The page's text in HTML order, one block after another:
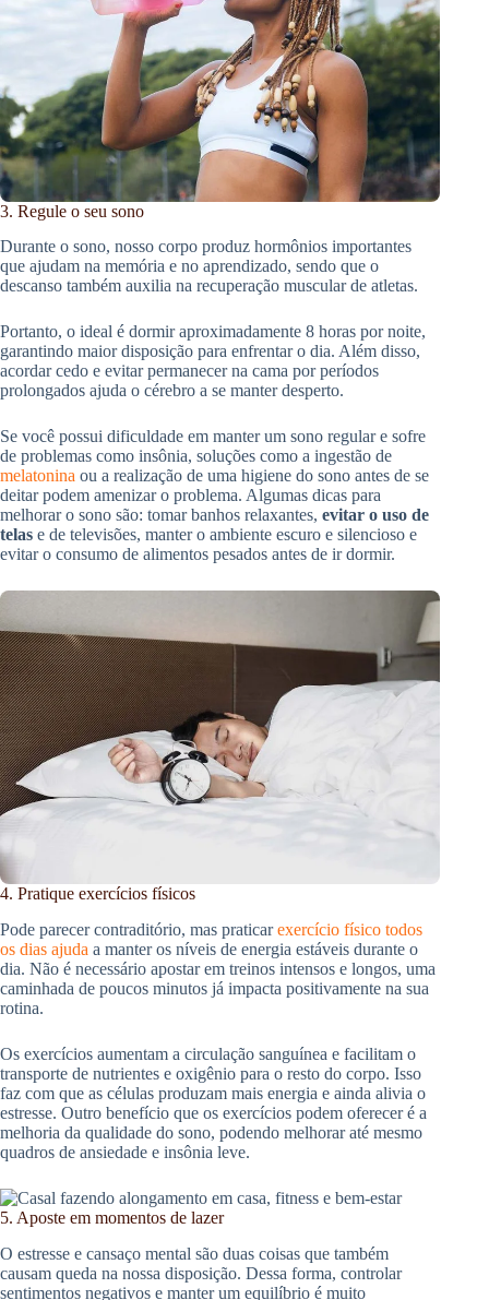
3. Regule o seu sono
Durante o sono, nosso corpo produz hormônios importantes
que ajudam na memória e no aprendizado, sendo que o
descanso também auxilia na recuperação muscular de atletas.
Portanto, o ideal é dormir aproximadamente 8 horas por noite,
garantindo maior disposição para enfrentar o dia. Além disso,
acordar cedo e evitar permanecer na cama por períodos
prolongados ajuda o cérebro a se manter desperto.
Se você possui dificuldade em manter um sono regular e sofre
de problemas como insônia, soluções como a ingestão de
melatonina ou a realização de uma higiene do sono antes de se
deitar podem amenizar o problema. Algumas dicas para
melhorar o sono são: tomar banhos relaxantes, evitar o uso de
telas e de televisões, manter o ambiente escuro e silencioso e
evitar o consumo de alimentos pesados antes de ir dormir.
4. Pratique exercícios físicos
Pode parecer contraditório, mas praticarexercício físico todos
os dias ajuda a manter os níveis de energia estáveis durante o
dia. Não é necessário apostar em treinos intensos e longos, uma
caminhada de poucos minutos já impacta positivamente na sua
rotina.
Os exercícios aumentam a circulação sanguínea e facilitam o
transporte de nutrientes e oxigênio para o resto do corpo. Isso
faz com que as células produzam mais energia e ainda alivia o
estresse. Outro benefício que os exercícios podem oferecer é a
melhoria da qualidade do sono, podendo melhorar até mesmo
quadros de ansiedade e insônia leve.
5. Aposte em momentos de lazer
O estresse e cansaço mental são duas coisas que também
causam queda na nossa disposição. Dessa forma, controlar
sentimentos negativos e manter um equilíbrio é muito